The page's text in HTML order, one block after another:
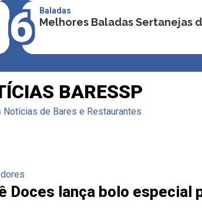
6 Baladas
Melhores Baladas Sertanejas
BARESSP
Notícias de Bares e Restaurantes
Doces lança bolo especial